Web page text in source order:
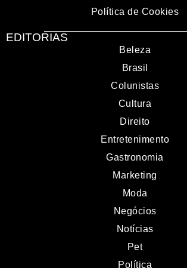
Política de Cookies
EDITORIAS
Beleza
Brasil
Colunistas
Cultura
Direito
Entretenimento
Gastronomia
Marketing
Moda
Negócios
Notícias
Pet
Política